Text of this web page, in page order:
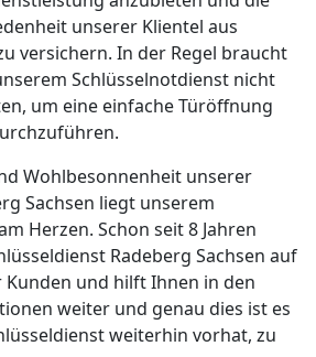
unserer Klientel aus
versichern. In der Regel braucht
Schlüsselnotdienst nicht
um eine einfache Türöffnung
Wohlbesonnenheit unserer
Sachsen liegt unserem
Herzen. Schon seit 8 Jahren
Radeberg Sachsen auf
und hilft Ihnen in den
weiter und genau dies ist es
weiterhin vorhat, zu